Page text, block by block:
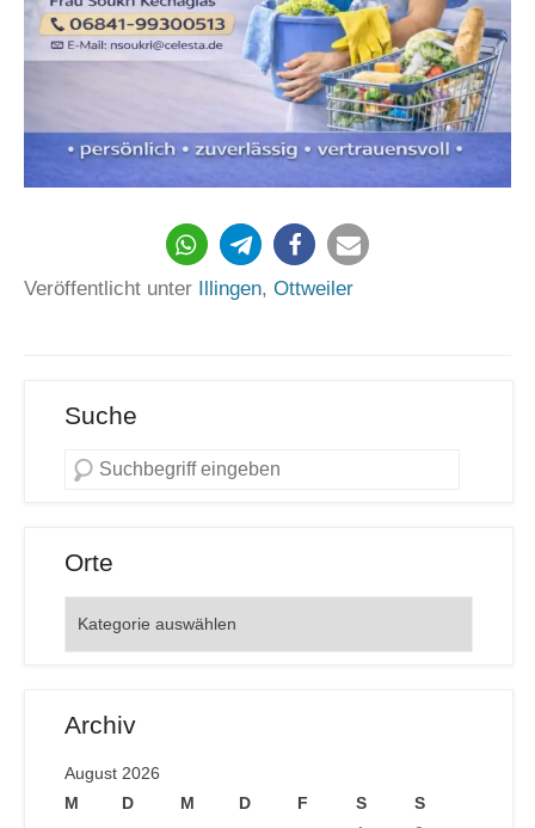
Veröffentlicht unter Illingen, Ottweiler
Suche
Orte
Archiv
August 2026
M
D M D F S
S